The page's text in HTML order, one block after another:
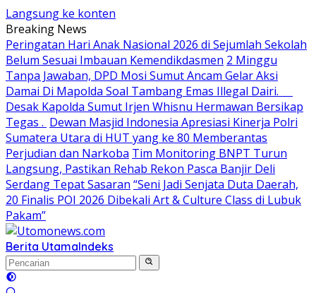
Langsung ke konten
Breaking News
Peringatan Hari Anak Nasional 2026 di Sejumlah Sekolah
Belum Sesuai Imbauan Kemendikdasmen 2 Minggu
Tanpa Jawaban, DPD Mosi Sumut Ancam Gelar Aksi
Damai Di Mapolda Soal Tambang Emas Illegal Dairi.
Desak Kapolda Sumut Irjen Whisnu Hermawan Bersikap
Tegas . Dewan Masjid Indonesia Apresiasi Kinerja Polri
Sumatera Utara di HUT yang ke 80 Memberantas
Perjudian dan Narkoba Tim Monitoring BNPT Turun
Langsung, Pastikan Rehab Rekon Pasca Banjir Deli
Serdang Tepat Sasaran “Seni Jadi Senjata Duta Daerah,
20 Finalis POI 2026 Dibekali Art & Culture Class di Lubuk
Pakam”
Berita UtamaIndeks